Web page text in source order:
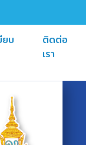
ยบ
ติดต่อ
เรา